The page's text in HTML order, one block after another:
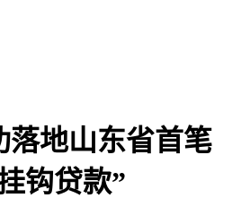
落地山东省首笔
钩贷款”